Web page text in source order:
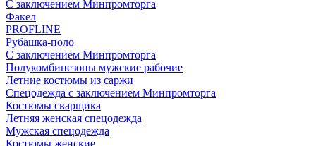
С заключением Минпромторга
Факел
PROFLINE
Рубашка-поло
С заключением Минпромторга
Полукомбинезоны мужские рабочие
Летние костюмы из саржи
Спецодежда с заключением Минпромторга
Костюмы сварщика
Летняя женская спецодежда
Мужская спецодежда
Костюмы женские